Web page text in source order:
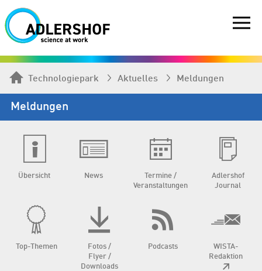
Technologiepark Aktuelles Meldungen
Meldungen
Übersicht News
Termine /
Veranstaltungen
Adlershof
Journal
Top-Themen
Fotos /
Flyer /
Downloads
Podcasts
WISTA-
Redaktion